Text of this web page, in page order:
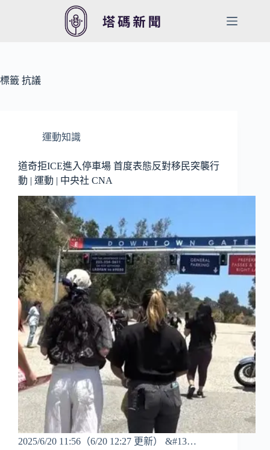
容
標籤 抗議
運動知識
道奇拒ICE進入停車場 首度表態反對移民突襲行
動 | 運動 | 中央社 CNA
2025/6/20 11:56（6/20 12:27 更新） &#13…